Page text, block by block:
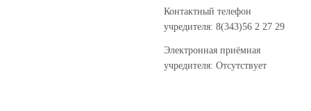
Контактный телефон
учредителя: 8(343)56 2 27 29
Электронная приёмная
учредителя: Отсутствует